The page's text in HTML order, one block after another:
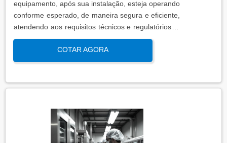
equipamento, após sua instalação, esteja operando
conforme esperado, de maneira segura e eficiente,
atendendo aos requisitos técnicos e regulatórios. A
qualificação de operação é focada em verificar se o
sistema ou equipamento funciona dentro dos
parâmetros esperados em condições reais de
qualidade, produtividade e segurança no ambiente
COTAR AGORA